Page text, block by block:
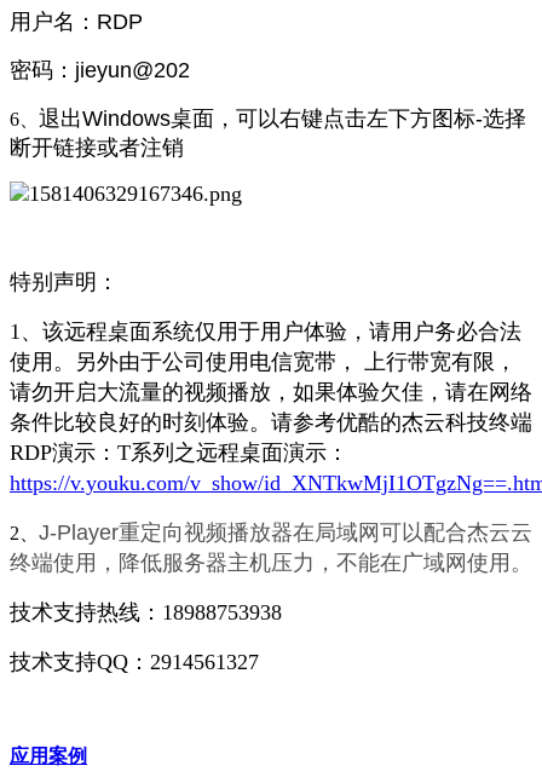
用户名：RDP
密码：jieyun@202
6、 退出Windows桌面，可以右键点击左下方图标-选择
断开链接或者注销
特别声明：
1、该远程桌面系统仅用于用户体验，请用户务必合法
使用。另外由于公司使用电信宽带， 上行带宽有限，
请勿开启大流量的视频播放，如果体验欠佳，请在网络
条件比较良好的时刻体验。请参考优酷的杰云科技终端
RDP演示：T系列之远程桌面演示：
https://v.youku.com/v_show/
2、 J-Player重定向视频播放器在局域网可以配合杰云云
终端使用，降低服务器主机压力，不能在广域网使用。
技术支持热线：18988753938
技术支持QQ：2914561327
应用案例